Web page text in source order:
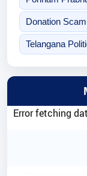
Donation Scam
Telangana
Error fetching